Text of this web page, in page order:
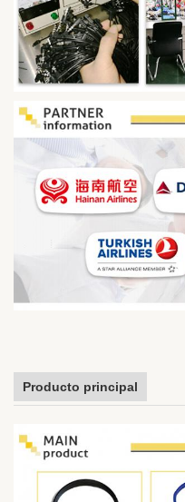
Producto principal